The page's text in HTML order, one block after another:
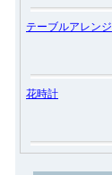
テーブルアレンジ
花時計